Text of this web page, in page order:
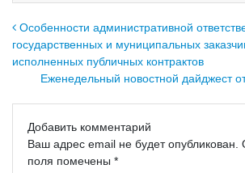
Навигация по записям
Особенности административной
государственных и муниципальных
исполненных публичных контрактов
Еженедельный новостной дайджест
Добавить комментарий
Ваш адрес email не будет опубликован.
поля помечены *